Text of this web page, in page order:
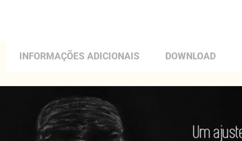
INFORMAÇÕES ADICIONAIS DOWNLOAD